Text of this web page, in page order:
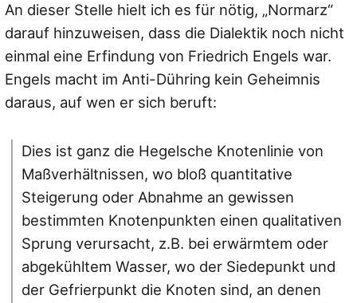
An dieser Stelle hielt ich es für nötig, „Normarz“
darauf hinzuweisen, dass die Dialektik noch nicht
einmal eine Erfindung von Friedrich Engels war.
Engels macht im Anti-Dühring kein Geheimnis
daraus, auf wen er sich beruft:
Dies ist ganz die Hegelsche Knotenlinie von
Maßverhältnissen, wo bloß quantitative
Steigerung oder Abnahme an gewissen
bestimmten Knotenpunkten einen qualitativen
Sprung verursacht, z.B. bei erwärmtem oder
abgekühltem Wasser, wo der Siedepunkt und
der Gefrierpunkt die Knoten sind, an denen